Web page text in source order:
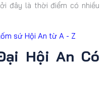
đây là thời điểm có nhiều
sứ Hội An từ A - Z
Hội An Có